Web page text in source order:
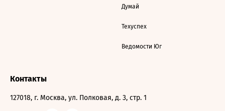
Думай
Техуспех
Ведомости Юг
Контакты
127018, г. Москва, ул. Полковая, д. 3, стр. 1